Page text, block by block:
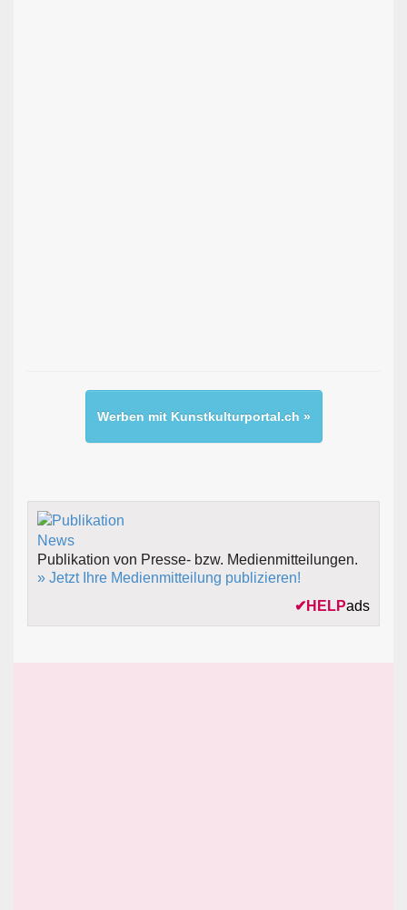
Werben mit Kunstkulturportal.ch »
Publikation von Presse- bzw. Medienmitteilungen.
» Jetzt Ihre Medienmitteilung publizieren!
✔ HELPads